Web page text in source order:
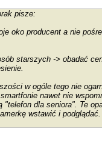
pisze:
oko producent a nie
starszych -> obadać
w ogóle tego nie
nawet nie
"telefon dla seniora". Te
wstawić i podglądać.